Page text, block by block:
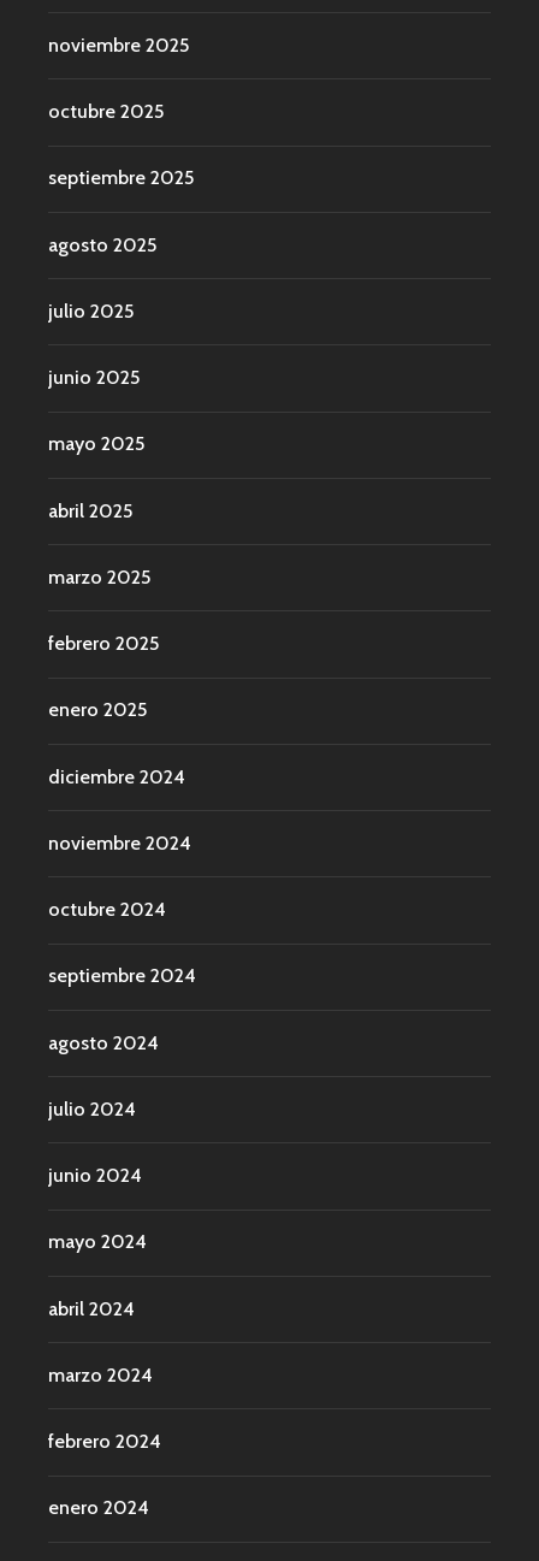
noviembre 2025
octubre 2025
septiembre 2025
agosto 2025
julio 2025
junio 2025
mayo 2025
abril 2025
marzo 2025
febrero 2025
enero 2025
diciembre 2024
noviembre 2024
octubre 2024
septiembre 2024
agosto 2024
julio 2024
junio 2024
mayo 2024
abril 2024
marzo 2024
febrero 2024
enero 2024